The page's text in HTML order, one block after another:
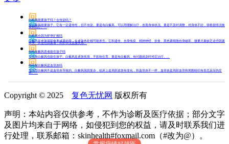
问
白癜风能要孩子吗？会传染吗？
答
有白癜风能要孩子。它有一定遗传性，但不传染。要是有白癜风，可以用缓解治疗，改善身体状况。要是不及时调整，对身体不好，得根据情况恢
复和治疗。...
问
白癜风会因为怀孕扩散吗
答
白癜风是皮肤局部色素减退的病，在皮肤各处都可能发生。它和遗传、自身免疫、精神神经、饮食、黑色素细胞自身破坏、微量元素缺乏这些因素
有关。从这些因素看，和怀孕没直接关系...
问
女性白癜风患者能生孩子吗
答
女性有白癜风也能生孩子。白癜风是皮肤疾病，不影响生育。要是有白癜风，有问题就及时对症治疗。...
问
节段型白癜风是血管炎吗
答
节段型白癜风不是血管炎导致的。白癜风病因复杂，临床上是局部皮肤有变化，和血管炎不一样，血管炎是局部血管和周围组织有变态反应的症
状。...
Copyright © 2025 复色无忧网 版权所有
声明：本站内容仅供参考，不作为诊断及医疗依据；部分文字
及图片均来自于网络，如侵犯到您的权益，请及时联系我们进
行处理，联系邮箱：skinhealth#foxmail.com（#改为@）。